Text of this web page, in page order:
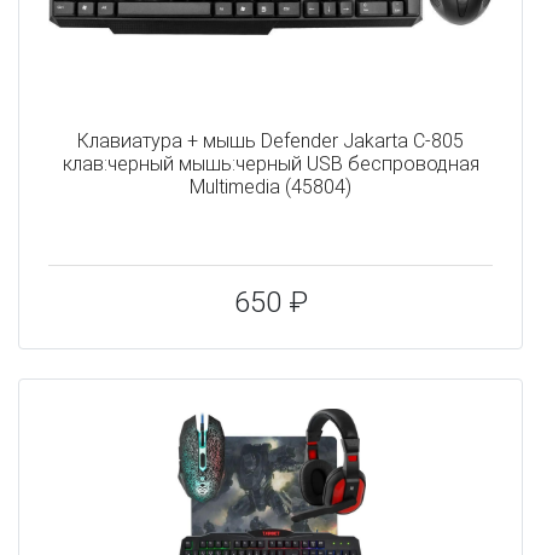
Клавиатура + мышь Defender Jakarta C-805
клав:черный мышь:черный USB беспроводная
Multimedia (45804)
650 ₽